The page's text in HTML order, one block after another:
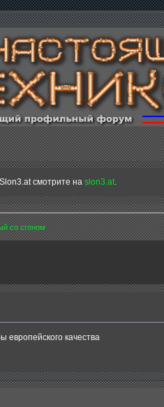
смотрите на slon3.at.
со сгоном
европейского качества